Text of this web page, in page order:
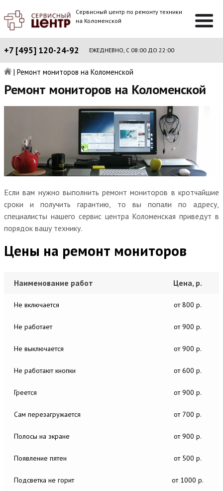
Сервисный центр по ремонту техники
на Коломенской
+7 [495] 120-24-92 ЕЖЕДНЕВНО, С 08:00 ДО 22:00
| Ремонт мониторов на Коломенской
Ремонт мониторов на Коломенской
Если вам нужно выполнить ремонт мониторов в кротчайшие
сроки и получить гарантию, то вы попали по адресу,
специалисты нашего сервис центра Коломенская приведут в
порядок вашу технику.
Цены на ремонт мониторов
Наименование работ Цена, р.
Не включается от 800 р.
Не работает от 900 р.
Не выключается от 900 р.
Не работают кнопки от 600 р.
Греется от 900 р.
Сам перезагружается от 700 р.
Полосы на экране от 900 р.
Появление пятен от 500 р.
Подсветка не горит от 1000 р.